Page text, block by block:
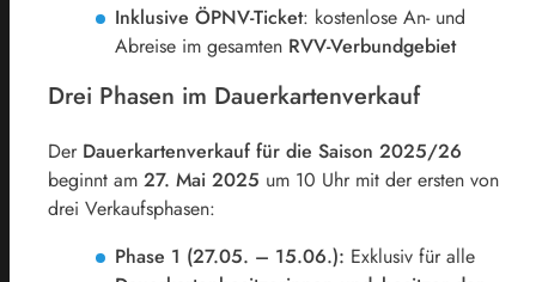
Inklusive ÖPNV-Ticket: kostenlose An- und
Abreise im gesamten RVV-Verbundgebiet
Drei Phasen im Dauerkartenverkauf
Der Dauerkartenverkauf für die Saison 2025/26
beginnt am 27. Mai 2025 um 10 Uhr mit der ersten von
drei Verkaufsphasen:
Phase 1 (27.05. – 15.06.): Exklusiv für alle